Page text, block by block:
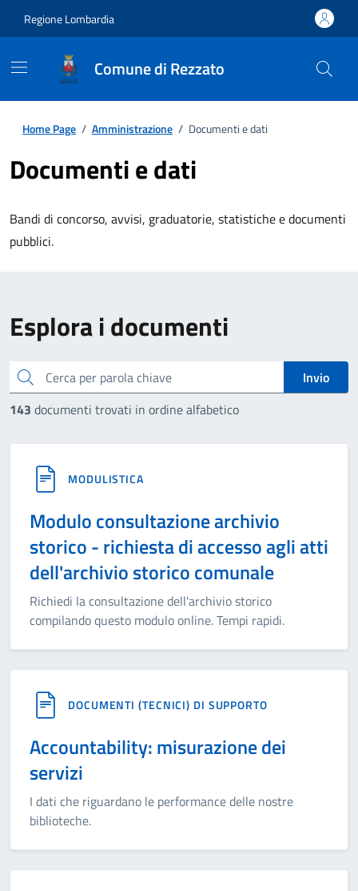
Regione Lombardia
Comune di Rezzato
Home Page / Amministrazione / Documenti e dati
Documenti e dati
Bandi di concorso, avvisi, graduatorie, statistiche e documenti
pubblici.
Esplora i documenti
cerca
Invio
143 documenti trovati in ordine alfabetico
MODULISTICA
Modulo consultazione archivio
storico - richiesta di accesso agli atti
dell'archivio storico comunale
Richiedi la consultazione dell'archivio storico
compilando questo modulo online. Tempi rapidi.
DOCUMENTI (TECNICI) DI SUPPORTO
Accountability: misurazione dei
servizi
I dati che riguardano le performance delle nostre
biblioteche.